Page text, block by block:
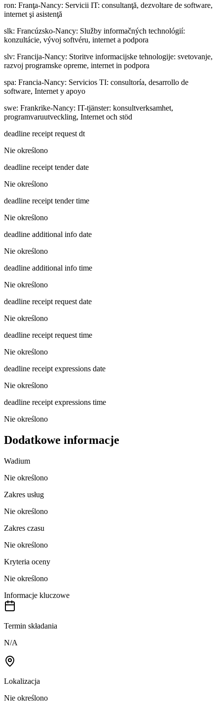
ron: Franţa-Nancy: Servicii IT: consultanţă, dezvoltare de software,
internet şi asistenţă
slk: Francúzsko-Nancy: Služby informačných technológií:
konzultácie, vývoj softvéru, internet a podpora
slv: Francija-Nancy: Storitve informacijske tehnologije: svetovanje,
razvoj programske opreme, internet in podpora
spa: Francia-Nancy: Servicios TI: consultoría, desarrollo de
software, Internet y apoyo
swe: Frankrike-Nancy: IT-tjänster: konsultverksamhet,
programvaruutveckling, Internet och stöd
deadline receipt request dt
Nie określono
deadline receipt tender date
Nie określono
deadline receipt tender time
Nie określono
deadline additional info date
Nie określono
deadline additional info time
Nie określono
deadline receipt request date
Nie określono
deadline receipt request time
Nie określono
deadline receipt expressions date
Nie określono
deadline receipt expressions time
Nie określono
Dodatkowe informacje
Wadium
Nie określono
Zakres usług
Nie określono
Zakres czasu
Nie określono
Kryteria oceny
Nie określono
Informacje kluczowe
Termin składania
N/A
Lokalizacja
Nie określono